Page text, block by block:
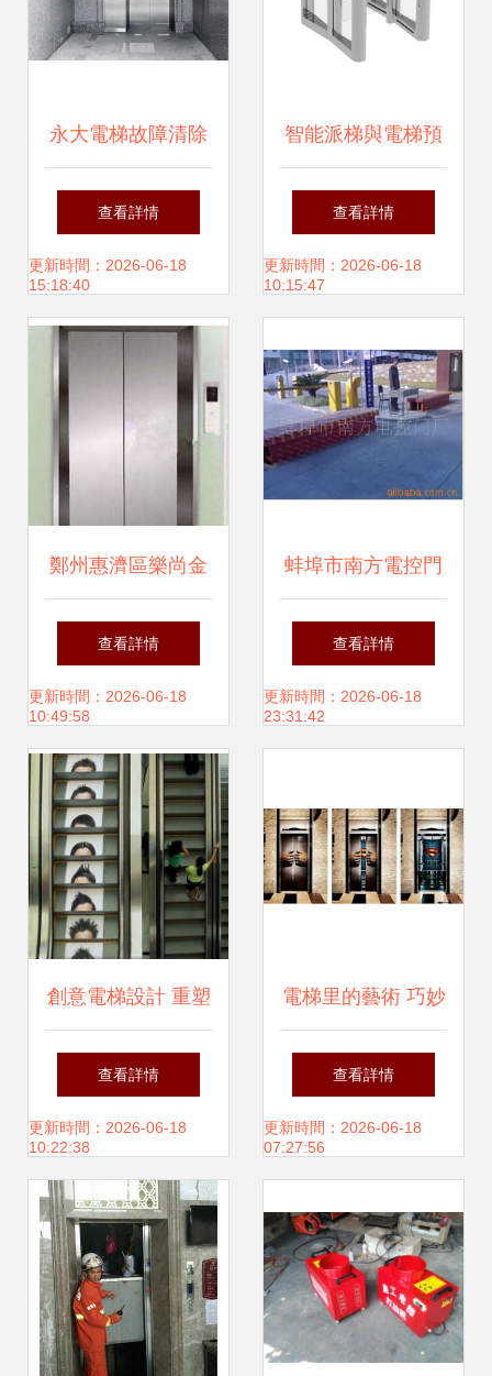
永大電梯故障清除
指南 安全操作與常
見步驟解析
查看詳情
更新時間：2026-06-18
15:18:40
智能派梯與電梯預
約系統 CBD、寫字
樓與企業大門的效
查看詳情
更新時間：2026-06-18
10:15:47
鄭州惠濟區樂尚金
屬制品加工廠 專業
電梯配件與結構件
供應商
查看詳情
更新時間：2026-06-18
10:49:58
蚌埠市南方電控門
廠 精工制造，助力
電梯安全高效運行
查看詳情
更新時間：2026-06-18
23:31:42
創意電梯設計 重塑
垂直空間的未來
查看詳情
更新時間：2026-06-18
10:22:38
電梯里的藝術 巧妙
電梯廣告的創意密
碼
查看詳情
更新時間：2026-06-18
07:27:56